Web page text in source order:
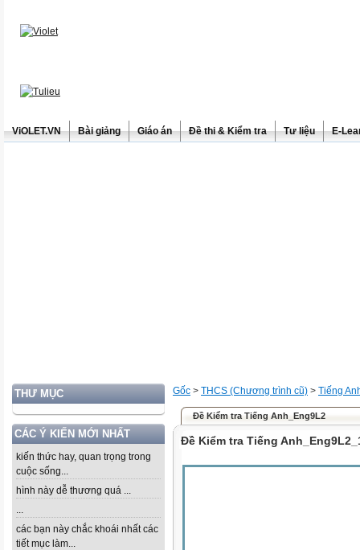
ViOLET.VN Bài giảng Giáo án Đề thi & Kiểm tra Tư liệu E-
THƯ MỤC
CÁC Ý KIẾN MỚI NHẤT
kiến thức hay, quan trọng trong
cuộc sống...
hình này dễ thương quá ...
...
các bạn này chắc khoái nhất các
tiết mục làm...
Gốc > THCS (Chương trình cũ) > Tiếng
Đề Kiểm tra Tiếng Anh_Eng9L2
Đề Kiểm tra Tiếng